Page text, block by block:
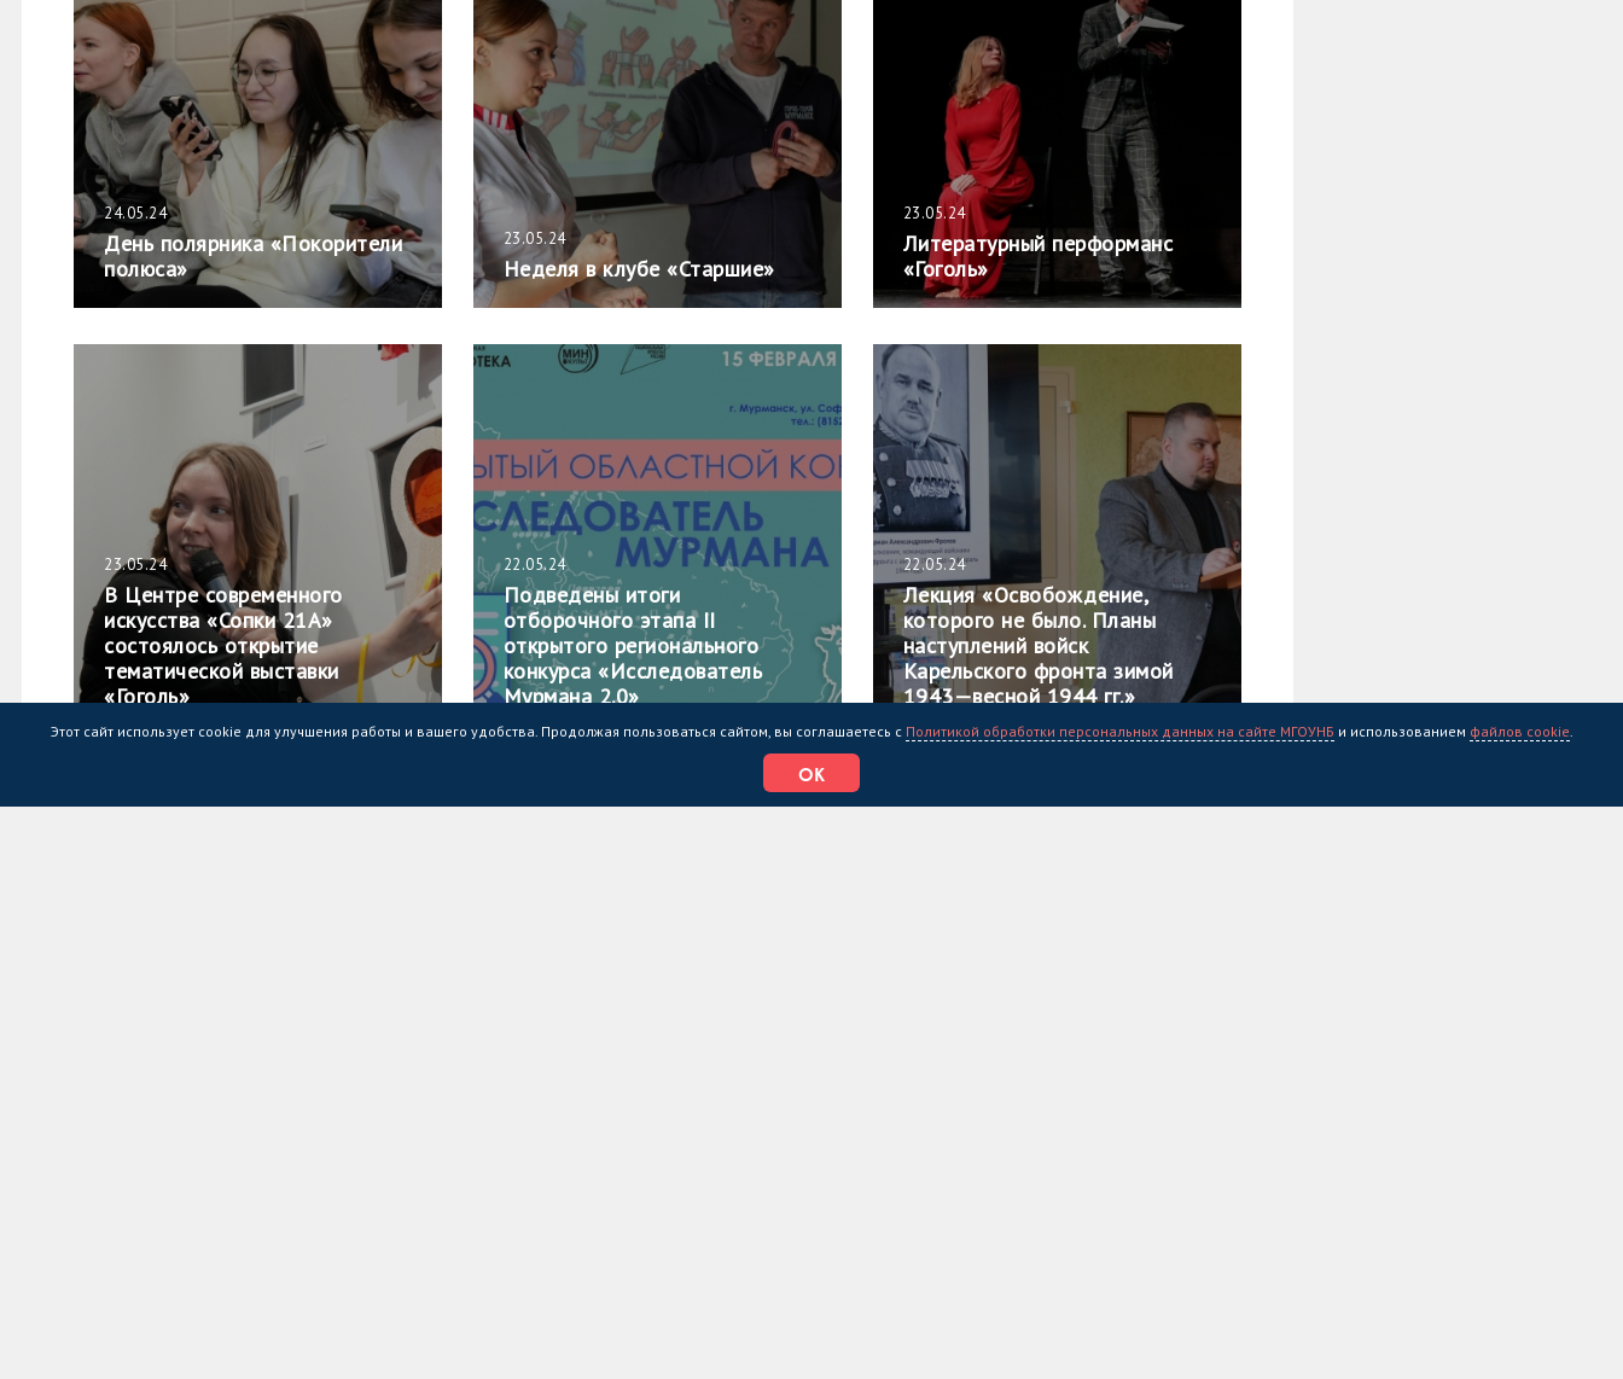
24.05.24
День полярника «Покорители
полюса»
23.05.24
Неделя в клубе «Старшие»
23.05.24
Литературный перформанс
«Гоголь»
23.05.24
В Центре современного
искусства «Сопки 21А»
состоялось открытие
тематической выставки
«Гоголь»
22.05.24
Подведены итоги
отборочного этапа II
открытого регионального
конкурса «Исследователь
Мурмана 2.0»
22.05.24
Лекция «Освобождение,
которого не было. Планы
наступлений войск
Карельского фронта зимой
1943—весной 1944 гг.»
Этот сайт использует cookie для улучшения работы и вашего удобства. Продолжая пользоваться сайтом, вы соглашаетесь с Политикой обработки персональных данных на сайте МГОУНБ и использованием файлов cookie.
ОК